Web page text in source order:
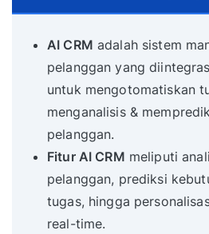
AI CRM adalah sistem
pelanggan yang
untuk mengotomatiskan
menganalisis &
pelanggan.
Fitur AI CRM meliputi
pelanggan, prediksi
tugas, hingga
real-time.